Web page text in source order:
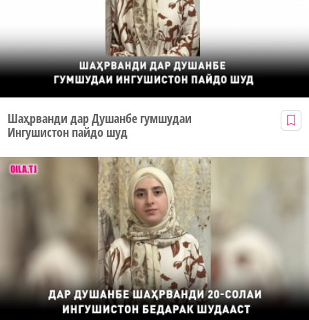
Шаҳрванди дар Душанбе гумшудаи
Ингушистон пайдо шуд